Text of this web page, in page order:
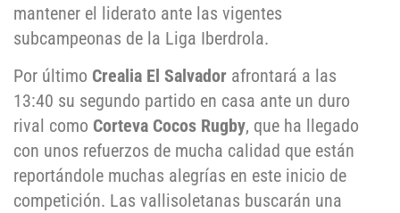
mantener el liderato ante las vigentes
subcampeonas de la Liga Iberdrola.
Por último Crealia El Salvador afrontará a las
13:40 su segundo partido en casa ante un duro
rival como Corteva Cocos Rugby, que ha llegado
con unos refuerzos de mucha calidad que están
reportándole muchas alegrías en este inicio de
competición. Las vallisoletanas buscarán una